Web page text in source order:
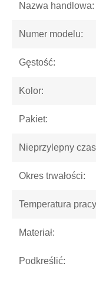
Nazwa handlowa:
Numer modelu:
Gęstość:
Kolor:
Pakiet:
Nieprzylepny
Okres trwałości:
Temperatura
Materiał:
Podkreślić: